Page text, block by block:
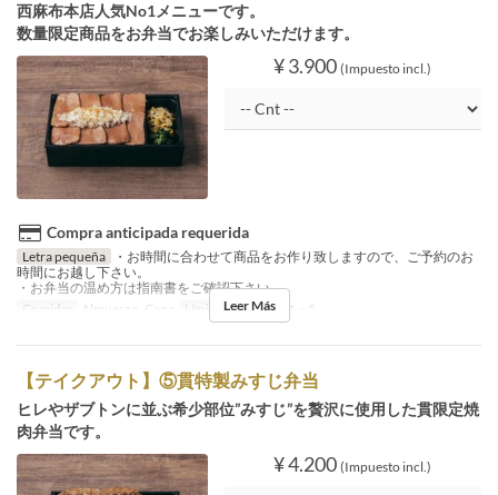
西麻布本店人気No1メニューです。
数量限定商品をお弁当でお楽しみいただけます。
¥ 3.900 (Impuesto incl.)
Compra anticipada requerida
Letra pequeña
・お時間に合わせて商品をお作り致しますので、ご予約のお
時間にお越し下さい。
・お弁当の温め方は指南書をご確認下さい。
Comidas
Almuerzo, Cena Límite de pedido 1 ~ 5
Leer Más
【テイクアウト】⑤貫特製みすじ弁当
ヒレやザブトンに並ぶ希少部位”みすじ”を贅沢に使用した貫限定焼
肉弁当です。
¥ 4.200 (Impuesto incl.)